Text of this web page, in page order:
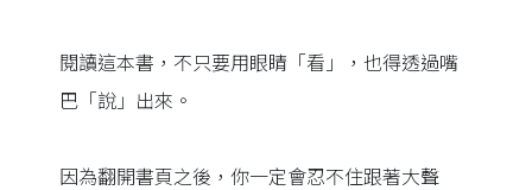
閱讀這本書，不只要用眼睛「看」，也得透過嘴
巴「說」出來。
因為翻開書頁之後，你一定會忍不住跟著大聲